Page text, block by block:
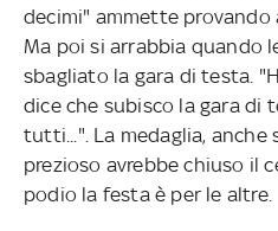
decimi" ammette provando
Ma poi si arrabbia quando
sbagliato la gara di testa.
dice che subisco la gara di
tutti...". La medaglia, anche
prezioso avrebbe chiuso il
podio la festa è per le altre.